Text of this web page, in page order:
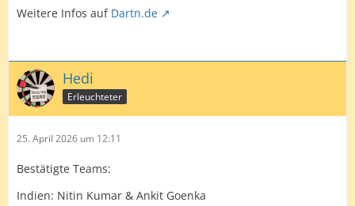
Weitere Infos auf Dartn.de
Hedi
Erleuchteter
25. April 2026 um 12:11
Bestätigte Teams:
Indien: Nitin Kumar & Ankit Goenka